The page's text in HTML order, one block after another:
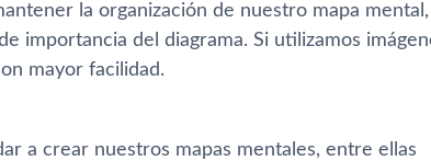
la organización de nuestro mapa mental,
importancia del diagrama. Si utilizamos
mayor facilidad.
a crear nuestros mapas mentales, entre ellas